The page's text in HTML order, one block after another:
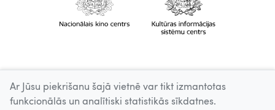
Ar Jūsu piekrišanu šajā vietnē var tikt izmantotas
funkcionālās un analītiski statistikās sīkdatnes.